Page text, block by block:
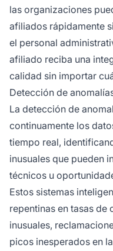
las organizaciones
afiliados rápidamente
el personal
afiliado reciba una
calidad sin importar
Detección de
La detección de
continuamente los
tiempo real,
inusuales que pueden
técnicos u
Estos sistemas
repentinas en tasas
inusuales,
picos inesperados en